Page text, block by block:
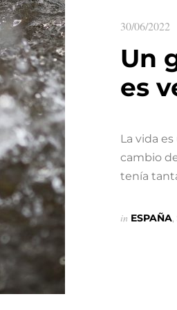
30/06/2022
Un
es
La vida
cambio
tenía
in ESPAÑA,